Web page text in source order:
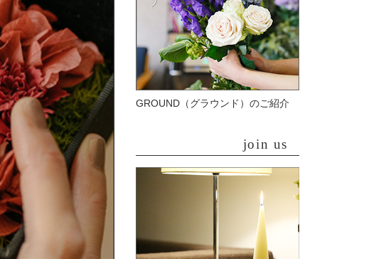
GROUND（グラウンド）のご紹介
join us